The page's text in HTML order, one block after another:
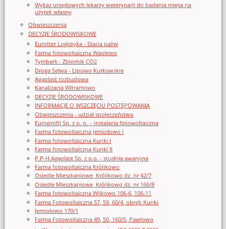
Wykaz urzędowych lekarzy weterynarii do badania mięsa na
użytek własny
Obwieszczenia
DECYZJE ŚRODOWISKOWE
Eurotter Logistyka - Stacja paliw
Farma fotowoltaiczna Waplewo
Tymbark - Zbiornik CO2
Droga Selwa - Lipowo Kurkowskie
Agaplast rozbudowa
Kanalizacja Witramowo
DECYZJE ŚRODOWISKOWE
INFORMACJE O WSZCZĘCIU POSTĘPOWANIA
Obwieszczenia - udział społeczeństwa
Europrofil Sp. z o. o. – instalacja fotowoltaiczna
Farma fotowoltaiczna Jemiołowo I
Farma fotowoltaiczna Kunki I
Farma fotowoltaiczna Kunki II
P.P-H.Agaplast Sp. z o.o. - studnia awaryjna
Farma fotowoltaiczna Królikowo
Osiedle Mieszkaniowe, Królikowo dz. nr 42/7
Osiedle Mieszkaniowe, Królikowo dz. nr 166/8
Farma fotowoltaiczna Wilkowo 106-6, 106-11
Farma Fotowoltaiczna 57, 59, 60/4, obręb Kunki
Jemiołowo 170/1
Farma Fotowoltaiczna 49, 50, 160/5, Pawłowo